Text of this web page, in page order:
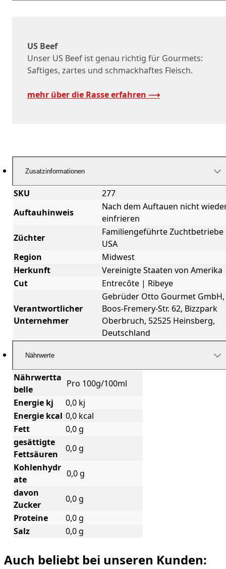
US Beef
Unser US Beef ist genau richtig für Gourmets:
Saftiges, zartes und schmackhaftes Fleisch.
mehr über die Rasse erfahren ⟶
Zusatzinformationen
SKU
277
Auftauhinweis
Nach dem Auftauen nicht
einfrieren
Züchter
Familiengeführte Zuchtbetriebe
USA
Region
Midwest
Herkunft
Vereinigte Staaten von Amerika
Cut
Entrecôte | Ribeye
Verantwortlicher
Unternehmer
Gebrüder Otto Gourmet GmbH,
Boos-Fremery-Str. 62, Bizzpark
Oberbruch, 52525 Heinsberg,
Deutschland
Nährwerte
Nährwertta
belle
Pro 100g/100ml
Energie kj
0,0 kj
Energie kcal 0,0 kcal
Fett
0,0 g
gesättigte
Fettsäuren
0,0 g
Kohlenhydr
ate
0,0 g
davon
Zucker
0,0 g
Proteine
0,0 g
Salz
0,0 g
Auch beliebt bei unseren Kunden: